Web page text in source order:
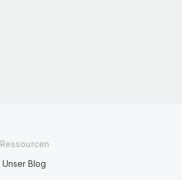
Ressourcen
Unser Blog